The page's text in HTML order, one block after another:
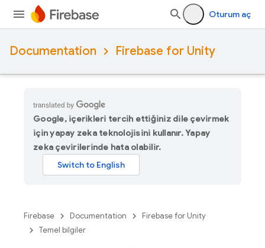
Oturum aç
Documentation Firebase for Unity
Google, içerikleri tercih ettiğiniz dile çevirmek
için yapay zeka teknolojisini kullanır. Yapay
zeka çevirilerinde hata olabilir.
Firebase Documentation
Firebase for Unity
Temel bilgiler